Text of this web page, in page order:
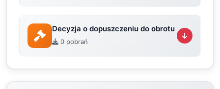
Decyzja o dopuszczeniu do obrotu
0 pobrań